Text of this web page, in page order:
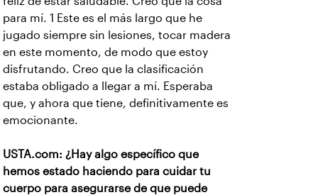
para mí. 1 Este es el más largo que he
jugado siempre sin lesiones, tocar madera
en este momento, de modo que estoy
disfrutando. Creo que la clasificación
estaba obligado a llegar a mí. Esperaba
que, y ahora que tiene, definitivamente es
emocionante.
USTA.com: ¿Hay algo específico que
hemos estado haciendo para cuidar tu
cuerpo para asegurarse de que puede